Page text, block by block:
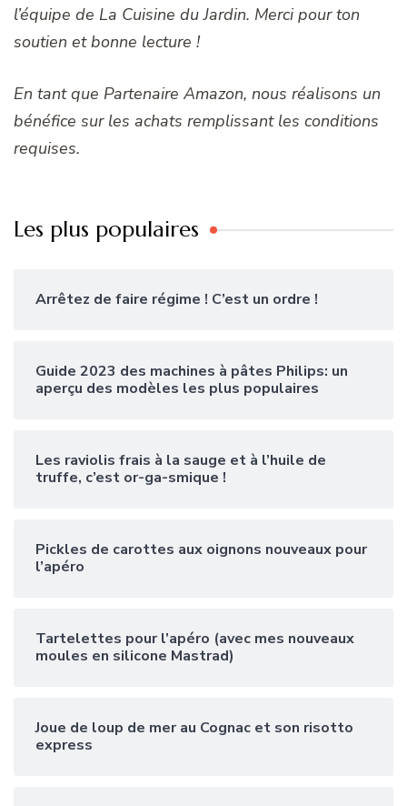
l’équipe de La Cuisine du Jardin. Merci pour ton
soutien et bonne lecture !
En tant que Partenaire Amazon, nous réalisons un
bénéfice sur les achats remplissant les conditions
requises.
Les plus populaires
Arrêtez de faire régime ! C’est un ordre !
Guide 2023 des machines à pâtes Philips: un
aperçu des modèles les plus populaires
Les raviolis frais à la sauge et à l’huile de
truffe, c’est or-ga-smique !
Pickles de carottes aux oignons nouveaux pour
l’apéro
Tartelettes pour l’apéro (avec mes nouveaux
moules en silicone Mastrad)
Joue de loup de mer au Cognac et son risotto
express